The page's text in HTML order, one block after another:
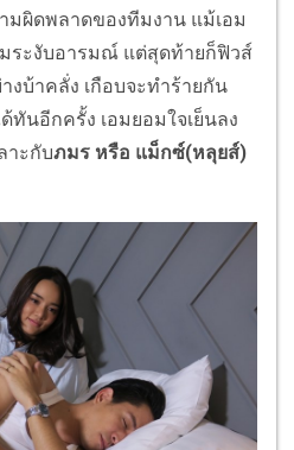
มผิดพลาดของทีมงาน แม้เอม
ระงับอารมณ์ แต่สุดท้ายก็ฟิวส์
บ้าคลั่ง เกือบจะทำร้ายกัน
นอีกครั้ง เอมยอมใจเย็นลง
าะกับภมร หรือ แม็กซ์(หลุยส์)